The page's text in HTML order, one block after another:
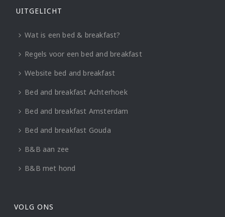
UITGELICHT
Wat is een bed & breakfast?
Regels voor een bed and breakfast
Website bed and breakfast
Bed and breakfast Achterhoek
Bed and breakfast Amsterdam
Bed and breakfast Gouda
B&B aan zee
B&B met hond
VOLG ONS